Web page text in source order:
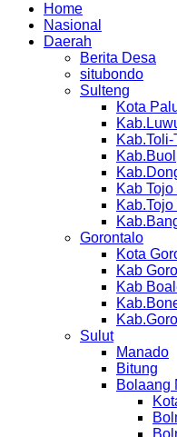
Home
Nasional
Daerah
Berita Desa
situbondo
Sulteng
Kota
Kab.Toli-
Kab.Buol
Kab
Gorontalo
Kota
Kab
Kab
Sulut
Manado
Bitung
Bolaang